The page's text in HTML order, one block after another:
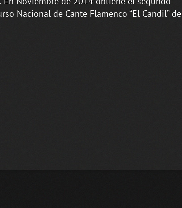
Nacional de Cante Flamenco “El Candil” de